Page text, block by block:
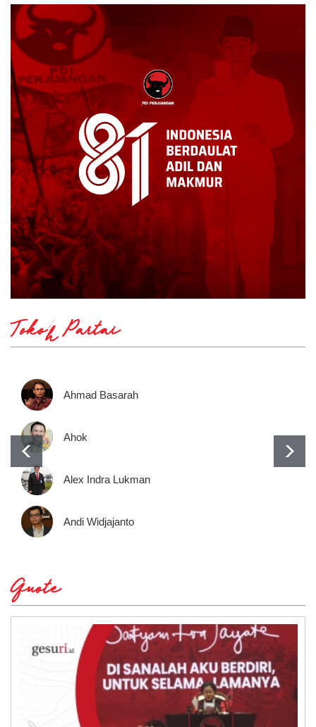
Tokoh Partai
Ahmad Basarah
Ahok
Alex Indra Lukman
Andi Widjajanto
Quote